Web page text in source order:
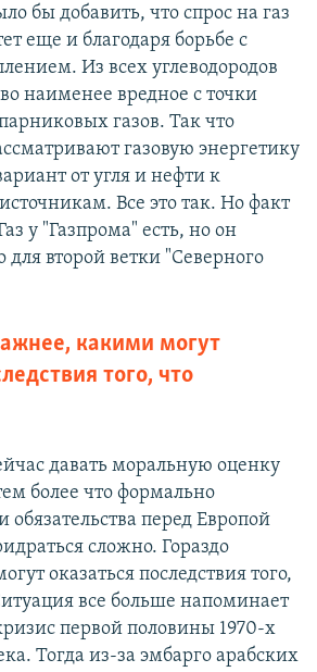
бы добавить, что спрос на газ
еще и благодаря борьбе с
Из всех углеводородов
наименее вредное с точки
газов. Так что
газовую энергетику
от угля и нефти к
Все это так. Но факт
у "Газпрома" есть, но он
второй ветки "Северного
какими могут
того, что
давать моральную оценку
более что формально
обязательства перед Европой
сложно. Гораздо
оказаться последствия того,
все больше напоминает
первой половины 1970-х
Тогда из-за эмбарго арабских